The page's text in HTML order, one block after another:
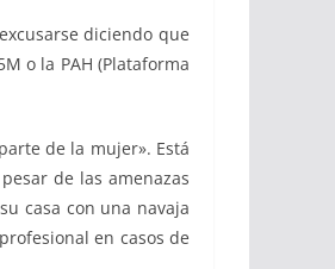
diciendo que
o la PAH (Plataforma
de la mujer». Está
de las amenazas
casa con una navaja
en casos de